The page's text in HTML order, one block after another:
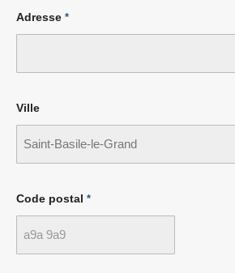
Adresse *
Ville
Code postal *